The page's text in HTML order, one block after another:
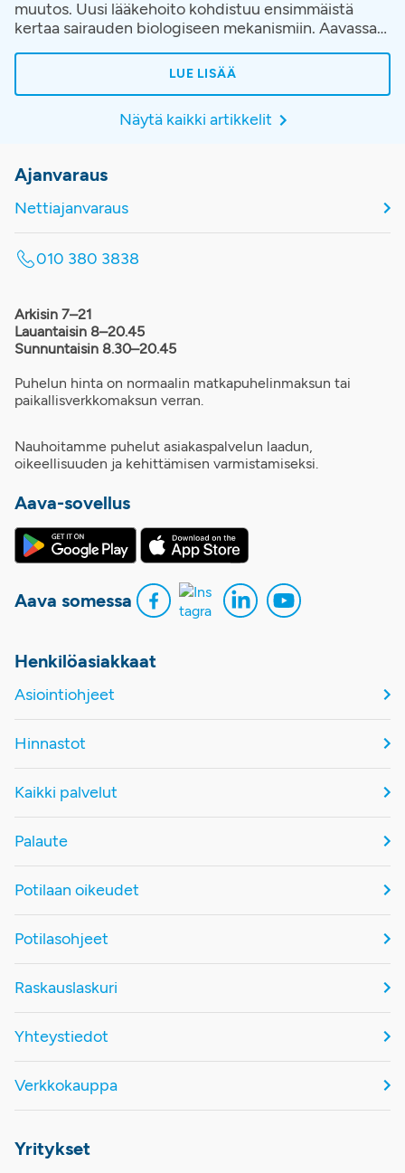
muutos. Uusi lääkehoito kohdistuu ensimmäistä
kertaa sairauden biologiseen mekanismiin. Aavassa
hoitopolkua, jossa korostuvat oikea-aikainen
LUE LISÄÄ
Näytä kaikki artikkelit
Ajanvaraus
Nettiajanvaraus
010 380 3838
Arkisin 7–21
Lauantaisin 8–20.45
Sunnuntaisin 8.30–20.45
Puhelun hinta on normaalin matkapuhelinmaksun tai
paikallisverkkomaksun verran.
Nauhoitamme puhelut asiakaspalvelun laadun,
oikeellisuuden ja kehittämisen varmistamiseksi.
Aava-sovellus
Aava somessa
Henkilöasiakkaat
Asiointiohjeet
Hinnastot
Kaikki palvelut
Palaute
Potilaan oikeudet
Potilasohjeet
Raskauslaskuri
Yhteystiedot
Verkkokauppa
Yritykset